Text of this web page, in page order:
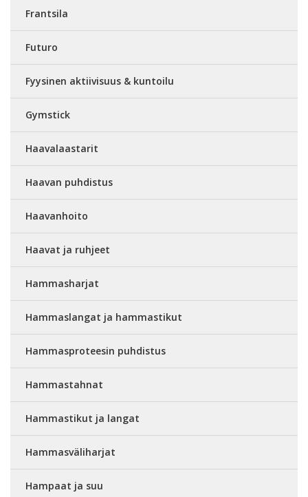
Frantsila
Futuro
Fyysinen aktiivisuus & kuntoilu
Gymstick
Haavalaastarit
Haavan puhdistus
Haavanhoito
Haavat ja ruhjeet
Hammasharjat
Hammaslangat ja hammastikut
Hammasproteesin puhdistus
Hammastahnat
Hammastikut ja langat
Hammasväliharjat
Hampaat ja suu